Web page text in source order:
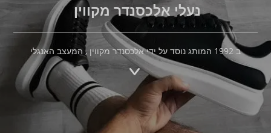
נעלי אלכסנדר מקווין
ב 1992 המותג נוסד על ידי אלכסנדר מקווין , המעצב האנגלי